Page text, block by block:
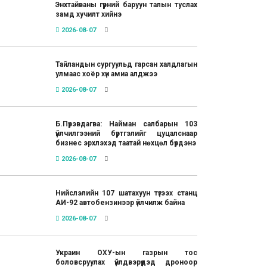
Энхтайваны гүүрний баруун талын туслах
замд хучилт хийнэ
2026-08-07
Тайландын сургуульд гарсан халдлагын
улмаас хоёр хүн амиа алджээ
2026-08-07
Б.Пүрэвдагва: Найман салбарын 103
үйлчилгээний бүртгэлийг цуцалснаар
бизнес эрхлэхэд таатай нөхцөл бүрдэнэ
2026-08-07
Нийслэлийн 107 шатахуун түгээх станц
АИ-92 автобензинээр үйлчилж байна
2026-08-07
Украин ОХУ-ын газрын тос
боловсруулах үйлдвэрүүдэд дроноор